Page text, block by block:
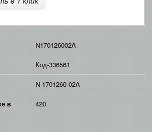
N170126002A
Код-336561
N-1701260-02A
в
420